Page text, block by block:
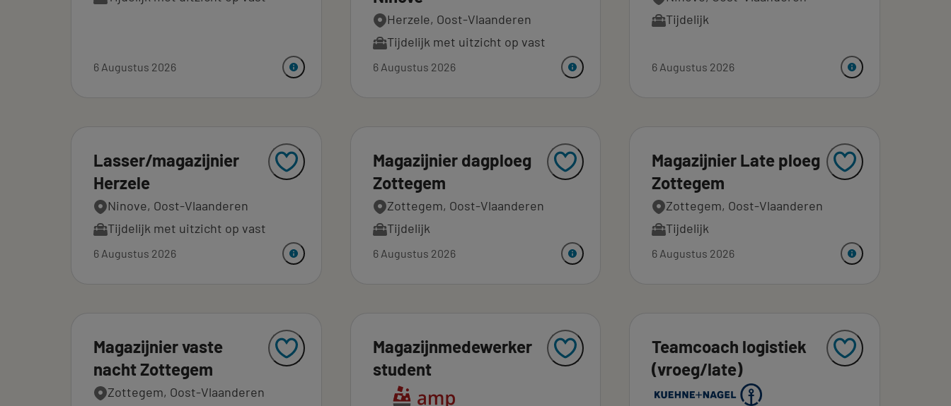
6 Augustus 2026
Herzele, Oost-Vlaanderen
Tijdelijk met uitzicht op vast
6 Augustus 2026
Tijdelijk
6 Augustus 2026
Lasser/magazijnier
Herzele
Ninove, Oost-Vlaanderen
Tijdelijk met uitzicht op vast
6 Augustus 2026
Magazijnier dagploeg
Zottegem
Zottegem, Oost-Vlaanderen
Tijdelijk
6 Augustus 2026
Magazijnier Late ploeg
Zottegem
Zottegem, Oost-Vlaanderen
Tijdelijk
6 Augustus 2026
Magazijnier vaste
nacht Zottegem
Zottegem, Oost-Vlaanderen
Magazijnmedewerker
student
Teamcoach logistiek
(vroeg/late)